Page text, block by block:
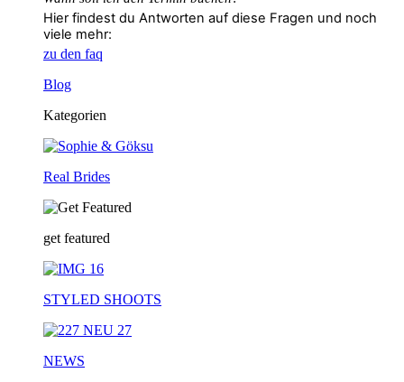
Hier findest du Antworten auf diese Fragen und noch
viele mehr:
zu den faq
Blog
Kategorien
Real Brides
get featured
STYLED SHOOTS
NEWS